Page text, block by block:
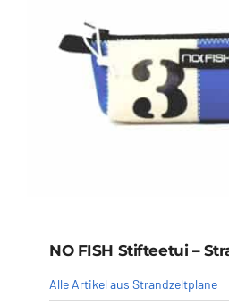
NO FISH Stifteetui –
Alle Artikel aus Strandzeltplane